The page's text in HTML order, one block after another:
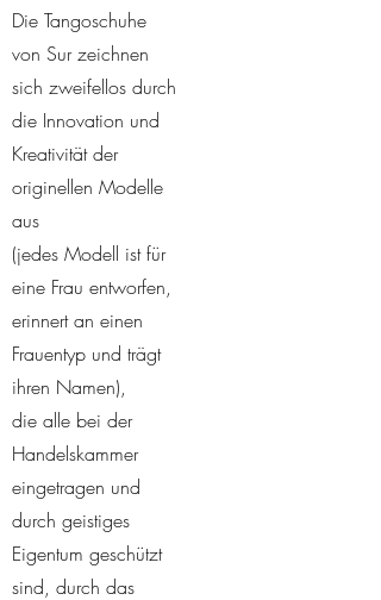
Die Tangoschuhe
von Sur zeichnen
sich zweifellos durch
die Innovation und
Kreativität der
originellen Modelle
aus
(jedes Modell ist für
eine Frau entworfen,
erinnert an einen
Frauentyp und trägt
ihren Namen),
die alle bei der
Handelskammer
eingetragen und
durch geistiges
Eigentum geschützt
sind, durch das